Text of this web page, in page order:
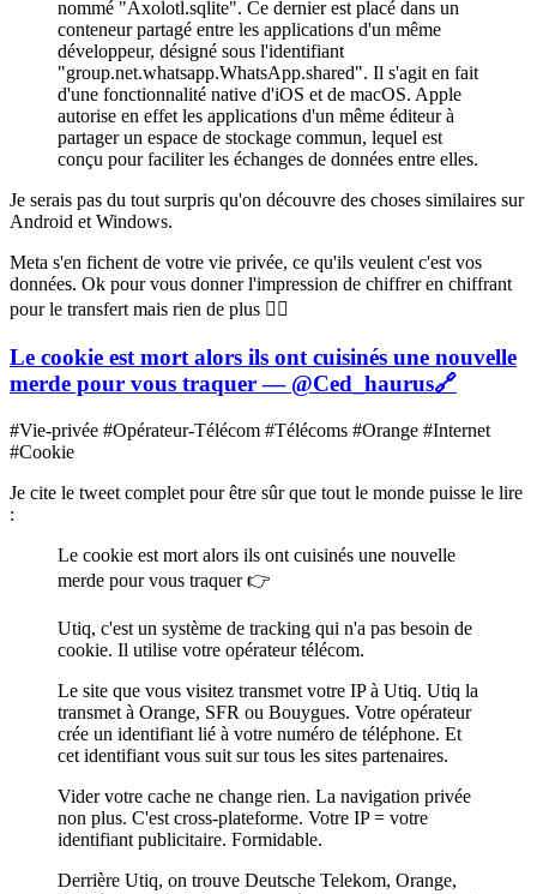
nommé "Axolotl.sqlite". Ce dernier est placé dans un
conteneur partagé entre les applications d'un même
développeur, désigné sous l'identifiant
"group.net.whatsapp.WhatsApp.shared". Il s'agit en fait
d'une fonctionnalité native d'iOS et de macOS. Apple
autorise en effet les applications d'un même éditeur à
partager un espace de stockage commun, lequel est
conçu pour faciliter les échanges de données entre elles.
Je serais pas du tout surpris qu'on découvre des choses similaires sur
Android et Windows.
Meta s'en fichent de votre vie privée, ce qu'ils veulent c'est vos
données. Ok pour vous donner l'impression de chiffrer en chiffrant
pour le transfert mais rien de plus 🤷‍♂️
Le cookie est mort alors ils ont cuisinés une nouvelle
merde pour vous traquer — @Ced_haurus🔗
#Vie-privée #Opérateur-Télécom #Télécoms #Orange #Internet
#Cookie
Je cite le tweet complet pour être sûr que tout le monde puisse le lire
:
Le cookie est mort alors ils ont cuisinés une nouvelle
merde pour vous traquer 👉
Utiq, c'est un système de tracking qui n'a pas besoin de
cookie. Il utilise votre opérateur télécom.
Le site que vous visitez transmet votre IP à Utiq. Utiq la
transmet à Orange, SFR ou Bouygues. Votre opérateur
crée un identifiant lié à votre numéro de téléphone. Et
cet identifiant vous suit sur tous les sites partenaires.
Vider votre cache ne change rien. La navigation privée
non plus. C'est cross-plateforme. Votre IP = votre
identifiant publicitaire. Formidable.
Derrière Utiq, on trouve Deutsche Telekom, Orange,